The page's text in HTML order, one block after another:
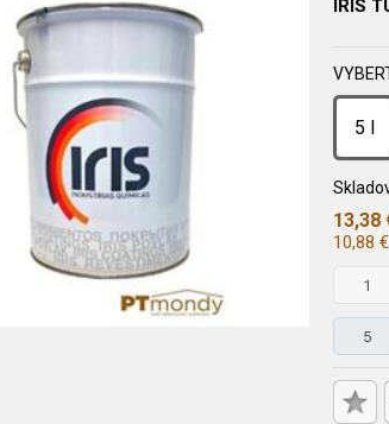
IRIS
5 l
13,38
10,88 €